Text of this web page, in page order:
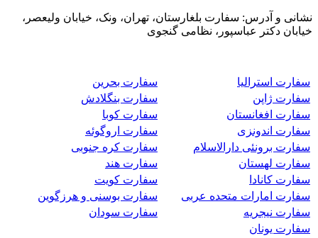
نشانی و آدرس: سفارت بلغارستان، تهران، ونک، خیابان ولیعصر،
خیابان دکتر عباسپور، نظامی گنجوی
سفارت استرالیا
سفارت بحرین
سفارت ژاپن
سفارت بنگلادش
سفارت افغانستان
سفارت کوبا
سفارت اندونزی
سفارت اروگوئه
سفارت برونئی دارالاسلام
سفارت کره جنوبی
سفارت لهستان
سفارت هند
سفارت کانادا
سفارت کویت
سفارت امارات متحده عربی
سفارت بوسنی و هرزگوین
سفارت نیجریه
سفارت سودان
سفارت یونان